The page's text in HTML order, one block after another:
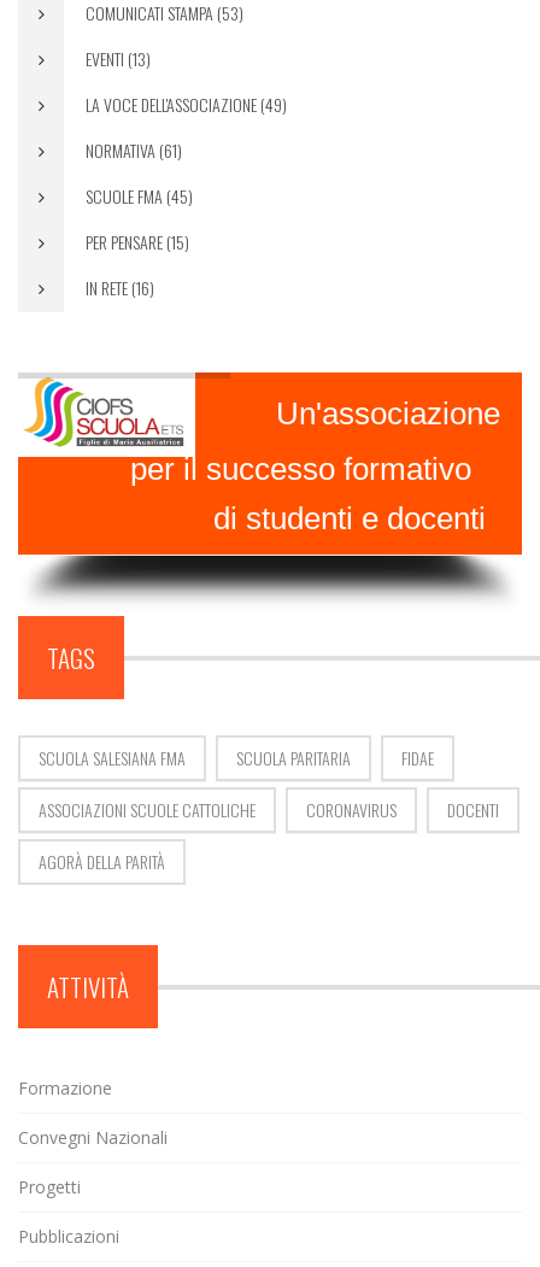
COMUNICATI STAMPA (53)
EVENTI (13)
LA VOCE DELL'ASSOCIAZIONE (49)
NORMATIVA (61)
SCUOLE FMA (45)
PER PENSARE (15)
IN RETE (16)
Un'associazione
per il successo formativo
di studenti e docenti
TAGS
SCUOLA SALESIANA FMA SCUOLA PARITARIA FIDAE
ASSOCIAZIONI SCUOLE CATTOLICHE CORONAVIRUS DOCENTI
AGORÀ DELLA PARITÀ
ATTIVITÀ
Formazione
Convegni Nazionali
Progetti
Pubblicazioni